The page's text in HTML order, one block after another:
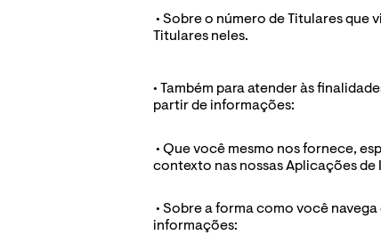
• Sobre o número de Titulares que
Titulares neles.
• Também para atender às
partir de informações:
• Que você mesmo nos fornece,
contexto nas nossas Aplicações de
• Sobre a forma como você
informações: